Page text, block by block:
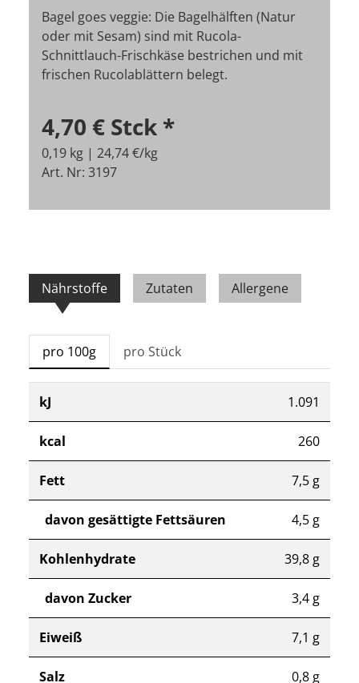
Bagel goes veggie: Die Bagelhälften (Natur
oder mit Sesam) sind mit Rucola-
Schnittlauch-Frischkäse bestrichen und mit
frischen Rucolablättern belegt.
4,70 € Stck *
0,19 kg | 24,74 €/kg
Art. Nr: 3197
Nährstoffe Zutaten Allergene
pro 100g pro Stück
kJ 1.091
kcal 260
Fett 7,5 g
davon gesättigte Fettsäuren 4,5 g
Kohlenhydrate 39,8 g
davon Zucker 3,4 g
Eiweiß 7,1 g
Salz 0,8 g